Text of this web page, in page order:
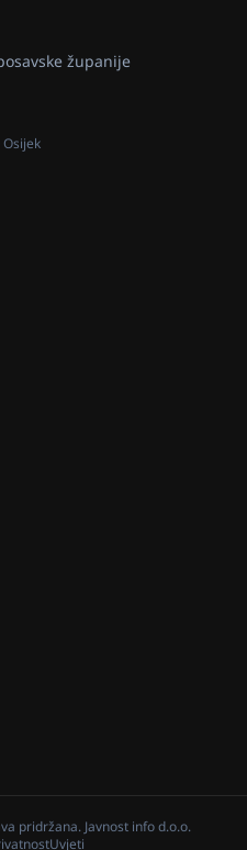
županije
Osijek
pridržana. Javnost info d.o.o.
Uvjeti